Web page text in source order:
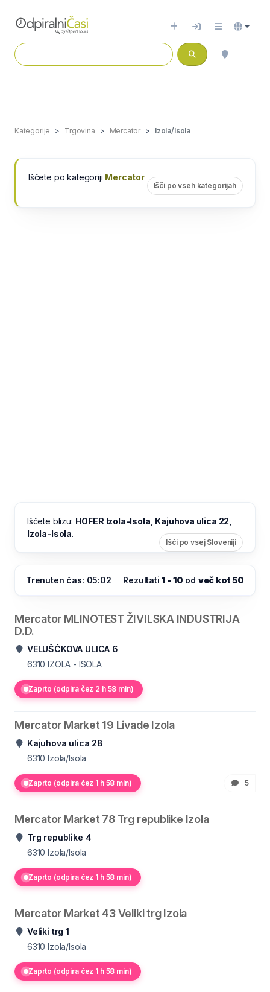
Kategorije Trgovina Mercator Izola/Isola
Iščete po kategoriji Mercator
Išči po vseh kategorijah
Iščete blizu: HOFER Izola-Isola, Kajuhova ulica 22,
Izola-Isola.
Išči po vsej Sloveniji
Trenuten čas: 05:02 Rezultati1 - 10 od več kot 50
Mercator MLINOTEST ŽIVILSKA INDUSTRIJA
D.D.
VELUŠČKOVA ULICA 6
6310 IZOLA - ISOLA
Zaprto (odpira čez 2 h 58 min)
Mercator Market 19 Livade Izola
Kajuhova ulica 28
6310 Izola/Isola
Zaprto (odpira čez 1 h 58 min) 5
Mercator Market 78 Trg republike Izola
Trg republike 4
6310 Izola/Isola
Zaprto (odpira čez 1 h 58 min)
Mercator Market 43 Veliki trg Izola
Veliki trg 1
6310 Izola/Isola
Zaprto (odpira čez 1 h 58 min)